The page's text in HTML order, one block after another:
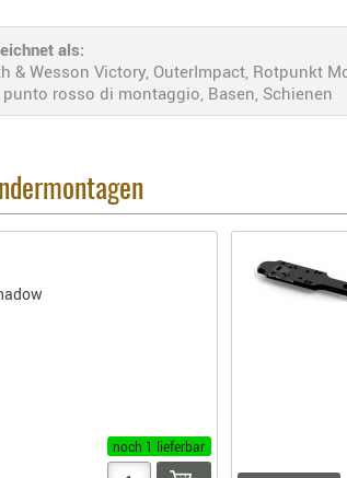
als:
& Wesson Victory, OuterImpact, Rotpunkt
rosso di montaggio, Basen, Schienen
noch 1 lieferbar